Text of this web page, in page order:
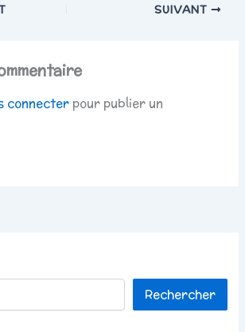
SUIVANT
connecter pour publier un
Rechercher